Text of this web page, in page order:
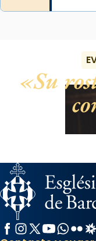
Su
Facebook
Instagram
X / Twitter
YouTubeFlickr